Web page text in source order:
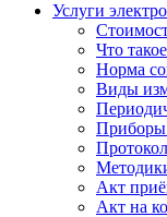
Услуги
Что
Норма
Виды
Приборы
Акт
Акт на